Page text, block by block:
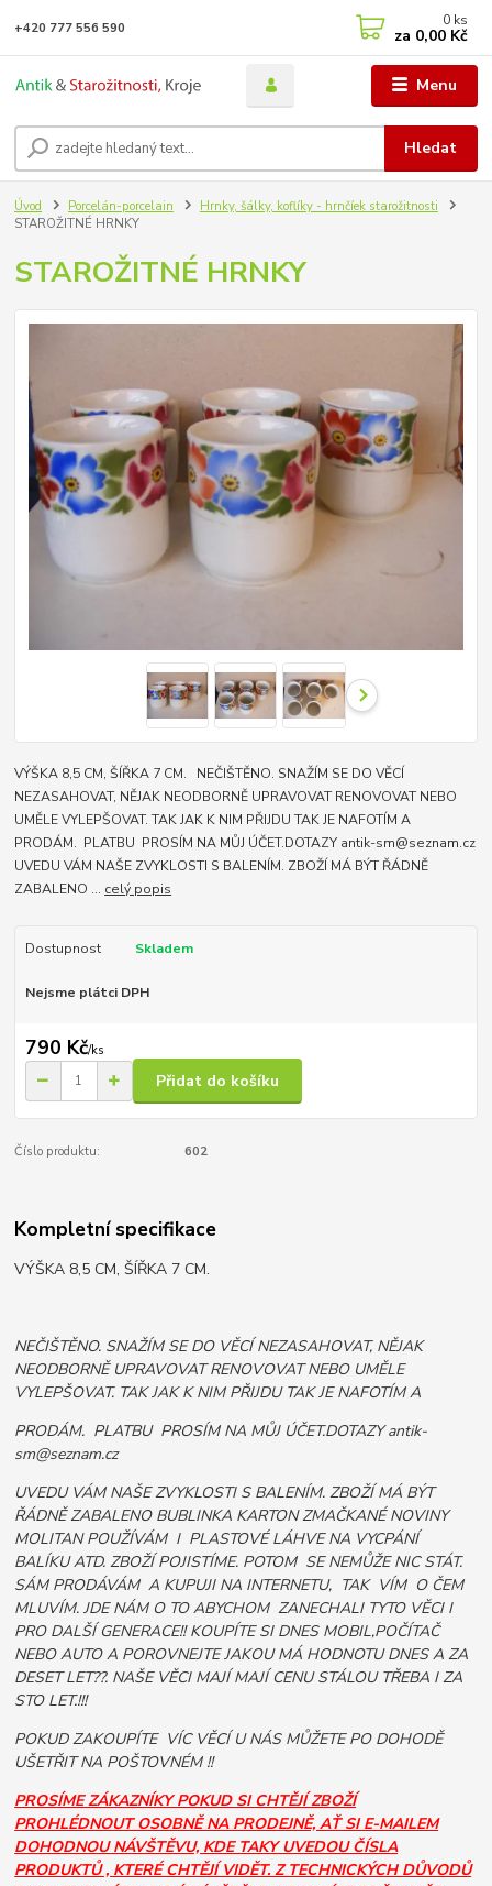
Menu
Hledat
+420 777 556 590 0 ks
za 0,00 Kč
Úvod Porcelán-porcelain
Hrnky, šálky, koflíky - hrnčíek starožitnosti
STAROŽITNÉ HRNKY
STAROŽITNÉ HRNKY
VÝŠKA 8,5 CM, ŠÍŘKA 7 CM. NEČIŠTĚNO. SNAŽÍM SE DO VĚCÍ
NEZASAHOVAT, NĚJAK NEODBORNĚ UPRAVOVAT RENOVOVAT NEBO
UMĚLE VYLEPŠOVAT. TAK JAK K NIM PŘIJDU TAK JE NAFOTÍM A
PRODÁM. PLATBU PROSÍM NA MŮJ ÚČET.DOTAZY antik-sm@seznam.cz
UVEDU VÁM NAŠE ZVYKLOSTI S BALENÍM. ZBOŽÍ MÁ BÝT ŘÁDNĚ
ZABALENO ... celý popis
Dostupnost Skladem
Nejsme plátci DPH
790 Kč/ks
Přidat do košíku
Číslo produktu: 602
Kompletní specifikace
VÝŠKA 8,5 CM, ŠÍŘKA 7 CM.
NEČIŠTĚNO. SNAŽÍM SE DO VĚCÍ NEZASAHOVAT, NĚJAK
NEODBORNĚ UPRAVOVAT RENOVOVAT NEBO UMĚLE
VYLEPŠOVAT. TAK JAK K NIM PŘIJDU TAK JE NAFOTÍM A
PRODÁM. PLATBU PROSÍM NA MŮJ ÚČET.DOTAZY antik-
sm@seznam.cz
UVEDU VÁM NAŠE ZVYKLOSTI S BALENÍM. ZBOŽÍ MÁ BÝT
ŘÁDNĚ ZABALENO BUBLINKA KARTON ZMAČKANÉ NOVINY
MOLITAN POUŽÍVÁM I PLASTOVÉ LÁHVE NA VYCPÁNÍ
BALÍKU ATD. ZBOŽÍ POJISTÍME. POTOM SE NEMŮŽE NIC STÁT.
SÁM PRODÁVÁM A KUPUJI NA INTERNETU, TAK VÍM O ČEM
MLUVÍM. JDE NÁM O TO ABYCHOM ZANECHALI TYTO VĚCI I
PRO DALŠÍ GENERACE!! KOUPÍTE SI DNES MOBIL,POČÍTAČ
NEBO AUTO A POROVNEJTE JAKOU MÁ HODNOTU DNES A ZA
DESET LET??. NAŠE VĚCI MAJÍ MAJÍ CENU STÁLOU TŘEBA I ZA
STO LET.!!!
POKUD ZAKOUPÍTE VÍC VĚCÍ U NÁS MŮŽETE PO DOHODĚ
UŠETŘIT NA POŠTOVNÉM !!
PROSÍME ZÁKAZNÍKY POKUD SI CHTĚJÍ ZBOŽÍ
PROHLÉDNOUT OSOBNĚ NA PRODEJNĚ, AŤ SI E-MAILEM
DOHODNOU NÁVŠTĚVU, KDE TAKY UVEDOU ČÍSLA
PRODUKTŮ , KTERÉ CHTĚJÍ VIDĚT. Z TECHNICKÝCH DŮVODŮ